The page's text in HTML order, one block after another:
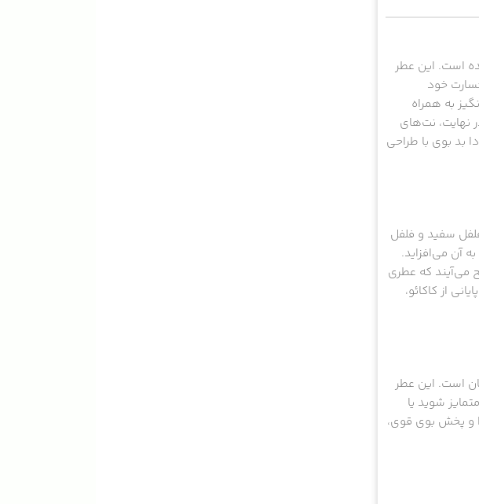
است که در حجم ۱۰۰ میلی‌لیتر عرضه شده است. این عطر
خود
به همراه
نهایت، نت‌های
بد بوی با طراحی
فلفل سفید و فلفل
آن می‌افزاید.
می‌آیند که عطری
از کاکائو،
است. این عطر
شوید یا
و پخش بوی قوی،